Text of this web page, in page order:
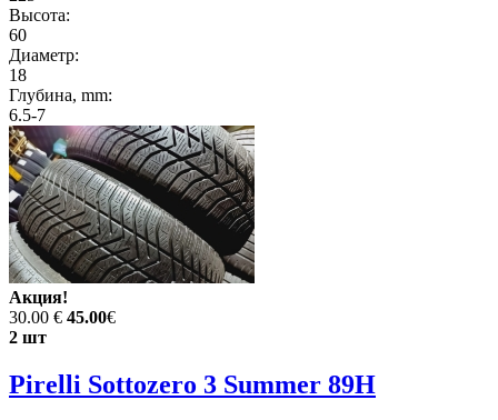
Высота:
60
Диаметр:
18
Глубина, mm:
6.5-7
Акция!
30.00 € 45.00€
2 шт
Pirelli Sottozero 3 Summer 89H